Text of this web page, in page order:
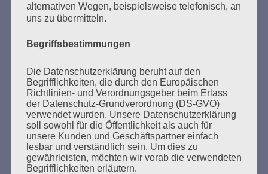
NACH:
MARATHONLESUNG AUS DEN
VERBRANNTEN BÜCHERN
alternativen Wegen, beispielsweise telefonisch, an
uns zu übermitteln.
Begriffsbestimmungen
Die Datenschutzerklärung beruht auf den
Begrifflichkeiten, die durch den Europäischen
Richtlinien- und Verordnungsgeber beim Erlass
der Datenschutz-Grundverordnung (DS-GVO)
verwendet wurden. Unsere Datenschutzerklärung
soll sowohl für die Öffentlichkeit als auch für
unsere Kunden und Geschäftspartner einfach
lesbar und verständlich sein. Um dies zu
gewährleisten, möchten wir vorab die verwendeten
Begrifflichkeiten erläutern.